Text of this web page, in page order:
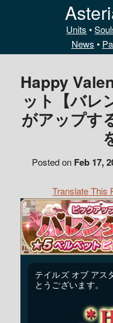
Units •
News •
Happy
ット【バレ
がアップす
Posted on Feb 17,
Translate This